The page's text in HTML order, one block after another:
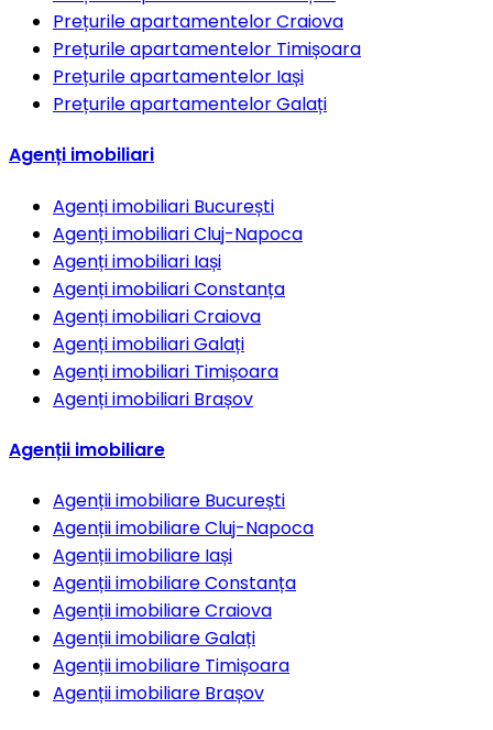
Prețurile apartamentelorCraiova
Prețurile apartamentelor Timișoara
Prețurile apartamentelor Iași
Prețurile apartamentelorGalați
Agenți imobiliari
Agenți imobiliari București
Agenți imobiliariCluj-Napoca
Agenți imobiliari Iași
Agenți imobiliariConstanța
Agenți imobiliariCraiova
Agenți imobiliariGalați
Agenți imobiliari Timișoara
Agenți imobiliari Brașov
Agenții imobiliare
Agenții imobiliare București
Agenții imobiliareCluj-Napoca
Agenții imobiliare Iași
Agenții imobiliareConstanța
Agenții imobiliareCraiova
Agenții imobiliareGalați
Agenții imobiliare Timișoara
Agenții imobiliare Brașov